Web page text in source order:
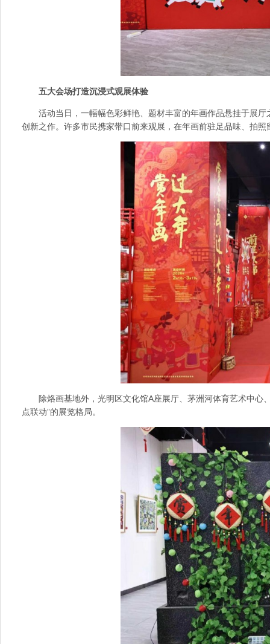
五大会场打造沉浸式观展体验
活动当日，一幅幅色彩鲜艳、题材丰富的年画作品悬挂于展
创新之作。许多市民携家带口前来观展，在年画前驻足品味、拍照
除烙画基地外，光明区文化馆A座展厅、茅洲河体育艺术中
点联动”的展览格局。